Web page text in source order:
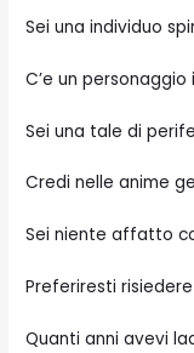
Sei una individuo
C’e un
Sei una tale di
Credi nelle anime
Sei niente affatto
Preferiresti
Quanti anni avevi